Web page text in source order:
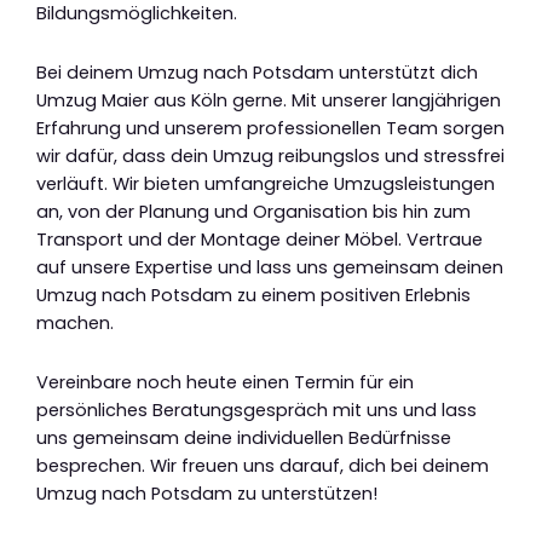
Bildungsmöglichkeiten.
Bei deinem Umzug nach Potsdam unterstützt dich
Umzug Maier aus Köln gerne. Mit unserer langjährigen
Erfahrung und unserem professionellen Team sorgen
wir dafür, dass dein Umzug reibungslos und stressfrei
verläuft. Wir bieten umfangreiche Umzugsleistungen
an, von der Planung und Organisation bis hin zum
Transport und der Montage deiner Möbel. Vertraue
auf unsere Expertise und lass uns gemeinsam deinen
Umzug nach Potsdam zu einem positiven Erlebnis
machen.
Vereinbare noch heute einen Termin für ein
persönliches Beratungsgespräch mit uns und lass
uns gemeinsam deine individuellen Bedürfnisse
besprechen. Wir freuen uns darauf, dich bei deinem
Umzug nach Potsdam zu unterstützen!